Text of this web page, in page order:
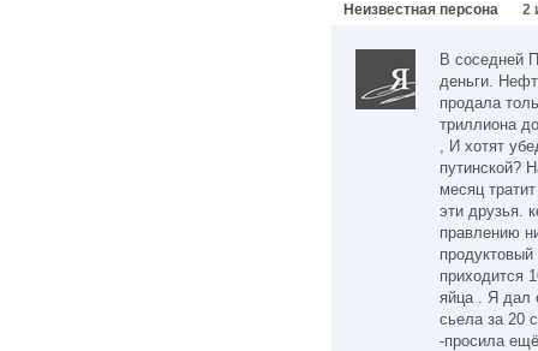
Неизвестная персона 2
В соседней
деньги.
продала
триллиона
, И хотят
путинской?
месяц
эти друзья.
правлению
приходится
яйца . Я дал
сьела за 20
-просила